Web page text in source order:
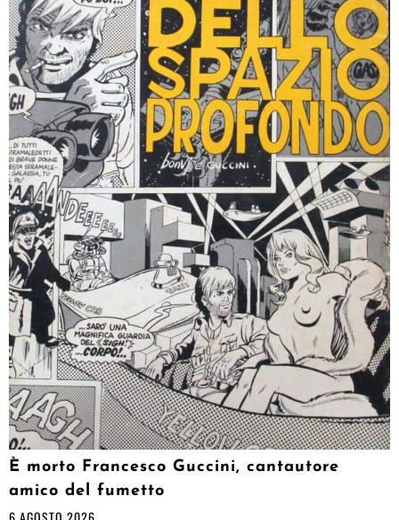
È morto Francesco Guccini, cantautore
amico del fumetto